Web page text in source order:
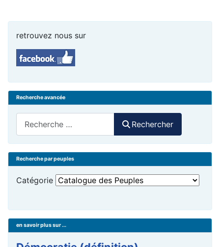
retrouvez nous sur
Recherche avancée
Rechercher
Recherche par peuples
Catégorie
en savoir plus sur ...